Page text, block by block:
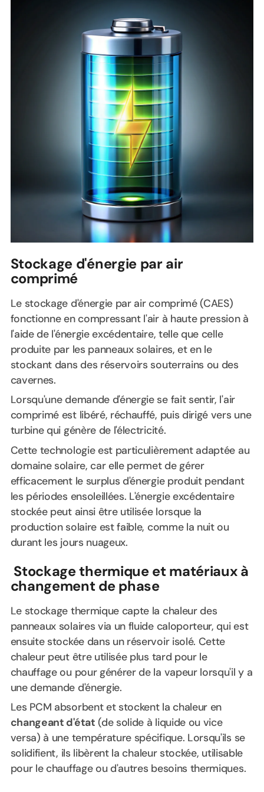
Stockage d'énergie par air
comprimé
Le stockage d'énergie par air comprimé (CAES)
fonctionne en compressant l'air à haute pression à
l'aide de l'énergie excédentaire, telle que celle
produite par les panneaux solaires, et en le
stockant dans des réservoirs souterrains ou des
cavernes.
Lorsqu'une demande d'énergie se fait sentir, l'air
comprimé est libéré, réchauffé, puis dirigé vers une
turbine qui génère de l'électricité.
Cette technologie est particulièrement adaptée au
domaine solaire, car elle permet de gérer
efficacement le surplus d'énergie produit pendant
les périodes ensoleillées. L'énergie excédentaire
stockée peut ainsi être utilisée lorsque la
production solaire est faible, comme la nuit ou
durant les jours nuageux.
Stockage thermique et matériaux à
changement de phase
Le stockage thermique capte la chaleur des
panneaux solaires via un fluide caloporteur, qui est
ensuite stockée dans un réservoir isolé. Cette
chaleur peut être utilisée plus tard pour le
chauffage ou pour générer de la vapeur lorsqu'il y a
une demande d'énergie.
Les PCM absorbent et stockent la chaleur en
changeant d'état (de solide à liquide ou vice
versa) à une température spécifique. Lorsqu'ils se
solidifient, ils libèrent la chaleur stockée, utilisable
pour le chauffage ou d'autres besoins thermiques.